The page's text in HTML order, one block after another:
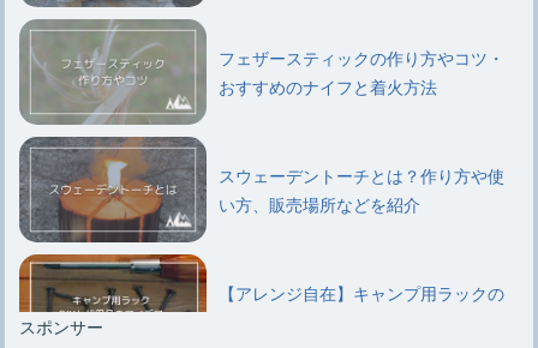
フェザースティックの作り方やコツ・
おすすめのナイフと着火方法
スウェーデントーチとは？作り方や使
い方、販売場所などを紹介
【アレンジ自在】キャンプ用ラックの
スポンサー